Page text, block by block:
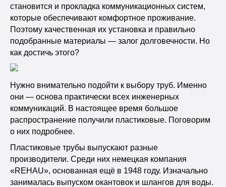
становится и прокладка коммуникационных систем,
которые обеспечивают комфортное проживание.
Поэтому качественная их установка и правильно
подобранные материалы — залог долговечности. Но
как достичь этого?
Нужно внимательно подойти к выбору труб. Именно
они — основа практически всех инженерных
коммуникаций. В настоящее время большое
распространение получили пластиковые. Поговорим
о них подробнее.
Пластиковые трубы выпускают разные
производители. Среди них немецкая компания
«REHAU», основанная ещё в 1948 году. Изначально
занималась выпуском окантовок и шлангов для воды.